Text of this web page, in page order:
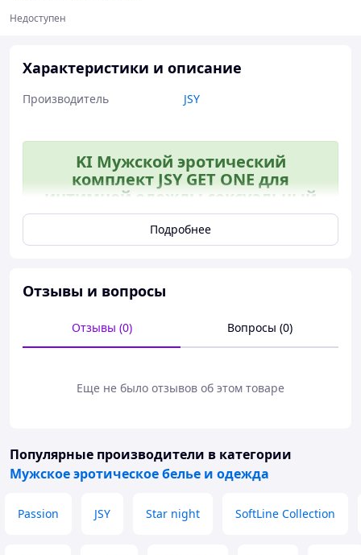
Недоступен
Характеристики и описание
Производитель JSY
KI Мужской эротический
комплект JSY GET ONE для
интимной одежды сексуальный
набор для мужчин нижнее бе
FIR41_R
JSY для интимной одежды —
идеальный выбор для уверенных
Подробнее
Отзывы и вопросы
Отзывы (0) Вопросы (0)
Еще не было отзывов об этом товаре
Популярные производители в категории
Мужское эротическое белье и одежда
Passion JSY Star night SoftLine Collection